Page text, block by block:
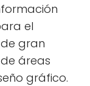
el
gran
áreas
gráfico.